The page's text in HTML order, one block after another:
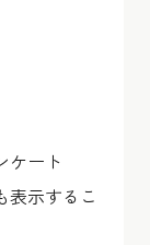
ケート
表示するこ